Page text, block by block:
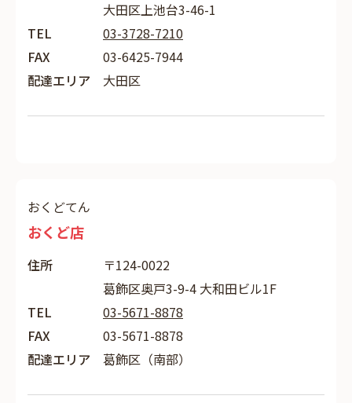
大田区上池台3-46-1
TEL
03-3728-7210
FAX
03-6425-7944
配達エリア
大田区
おくどてん
おくど店
住所
〒124-0022
葛飾区奥戸3-9-4 大和田ビル1F
TEL
03-5671-8878
FAX
03-5671-8878
配達エリア
葛飾区（南部）